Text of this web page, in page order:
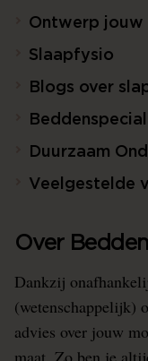
Ontwerp jouw
Slaapfysio
Blogs over
Duurzaam
Veelgestelde
Over
Dankzij
(wetenschappelijk)
advies over jouw
maat. Zo ben je